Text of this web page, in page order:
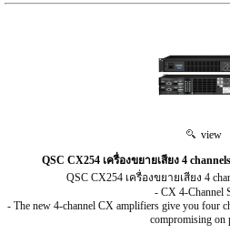
view
QSC CX254 เครื่องขยายเสียง 4
QSC CX254 เครื่องขยายเสียง 4
- CX 4-Channel
- The new 4-channel CX amplifiers give you four
compromising on